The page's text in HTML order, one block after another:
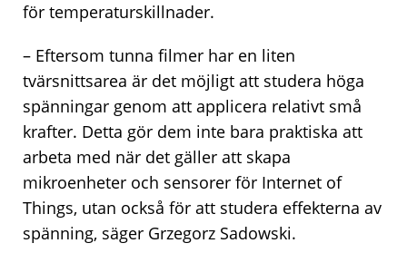
för temperaturskillnader.
– Eftersom tunna filmer har en liten
tvärsnittsarea är det möjligt att studera höga
spänningar genom att applicera relativt små
krafter. Detta gör dem inte bara praktiska att
arbeta med när det gäller att skapa
mikroenheter och sensorer för Internet of
Things, utan också för att studera effekterna av
spänning, säger Grzegorz Sadowski.